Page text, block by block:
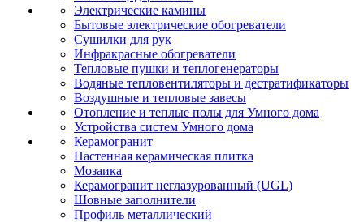
Электрические камины
Бытовые электрические обогреватели
Сушилки для рук
Инфракрасные обогреватели
Тепловые пушки и теплогенераторы
Водяные тепловентиляторы и дестратификаторы
Воздушные и тепловые завесы
Отопление и теплые полы для Умного дома
Устройства систем Умного дома
Керамогранит
Настенная керамическая плитка
Мозаика
Керамогранит неглазурованный (UGL)
Шовные заполнители
Профиль металлический